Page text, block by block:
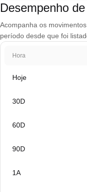
Desempenho
Acompanha os
período desde que foi
Hora
Hoje
30D
60D
90D
1A